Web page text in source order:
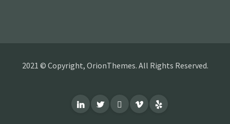
2021 © Copyright, OrionThemes. All Rights Reserved.